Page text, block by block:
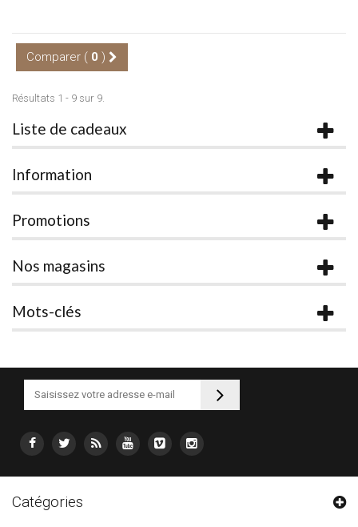
Comparer ( 0 )
Résultats 1 - 9 sur 9.
Liste de cadeaux
Information
Promotions
Nos magasins
Mots-clés
Catégories